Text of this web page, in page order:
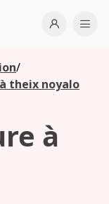
Open
/
theix noyalo
à